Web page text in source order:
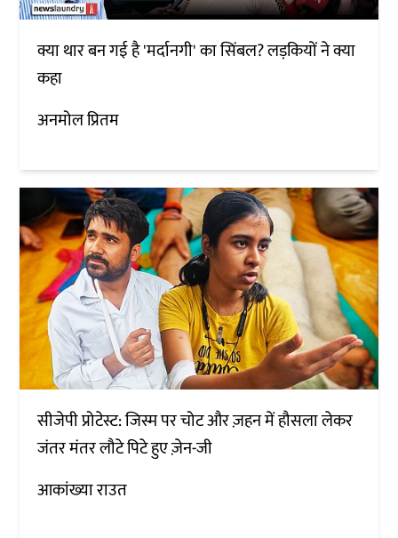
क्या थार बन गई है 'मर्दानगी' का सिंबल? लड़कियों ने क्या
कहा
अनमोल प्रितम
सीजेपी प्रोटेस्ट: जिस्म पर चोट और ज़हन में हौसला लेकर
जंतर मंतर लौटे पिटे हुए ज़ेन-जी
आकांख्या राउत